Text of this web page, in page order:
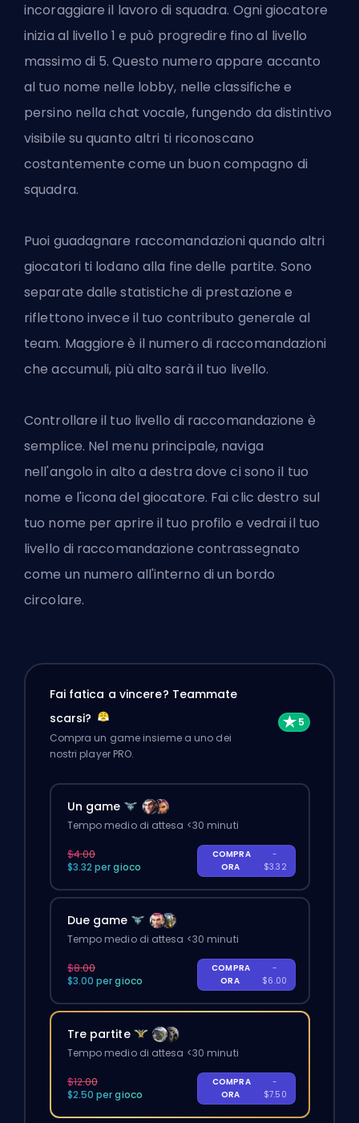
incoraggiare il lavoro di squadra. Ogni giocatore
inizia al livello 1 e può progredire fino al livello
massimo di 5. Questo numero appare accanto
al tuo nome nelle lobby, nelle classifiche e
persino nella chat vocale, fungendo da distintivo
visibile su quanto altri ti riconoscano
costantemente come un buon compagno di
squadra.
Puoi guadagnare raccomandazioni quando altri
giocatori ti lodano alla fine delle partite. Sono
separate dalle statistiche di prestazione e
riflettono invece il tuo contributo generale al
team. Maggiore è il numero di raccomandazioni
che accumuli, più alto sarà il tuo livello.
Controllare il tuo livello di raccomandazione è
semplice. Nel menu principale, naviga
nell'angolo in alto a destra dove ci sono il tuo
nome e l'icona del giocatore. Fai clic destro sul
tuo nome per aprire il tuo profilo e vedrai il tuo
livello di raccomandazione contrassegnato
come un numero all'interno di un bordo
circolare.
Fai fatica a vincere? Teammate
scarsi?
Compra un game insieme a uno dei
nostri player PRO.
Un game
Tempo medio di attesa <30 minuti
$4.00
$3.32 per gioco
COMPRA
ORA
-
$3.32
Due game
Tempo medio di attesa <30 minuti
$8.00
$3.00 per gioco
COMPRA
ORA
-
$6.00
Tre partite
Tempo medio di attesa <30 minuti
$12.00
$2.50 per gioco
COMPRA
ORA
-
$7.50